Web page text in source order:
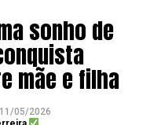
sonho de
mãe e filha
11/05/2026